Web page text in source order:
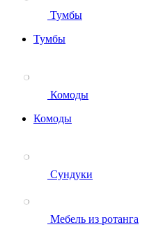
Тумбы
Тумбы
Комоды
Комоды
Сундуки
Мебель из ротанга